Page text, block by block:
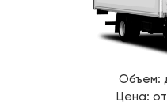
Объем:
Цена: